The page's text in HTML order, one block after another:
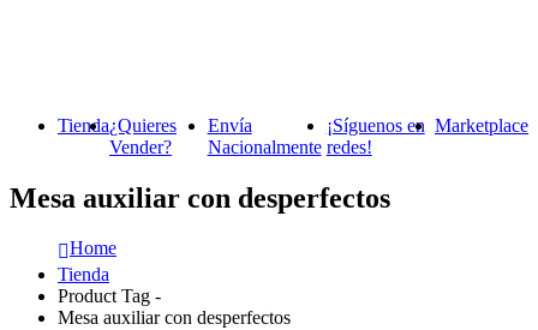
Tienda¿Quieres
Vender?
Envía
Nacionalmente
¡Síguenos en
redes!
Marketplace
Mesa auxiliar con desperfectos
Home
Tienda
Product Tag -
Mesa auxiliar con desperfectos